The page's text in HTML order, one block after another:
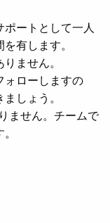
ートとして一人
有します。
ません。
ォローしますの
しょう。
ません。チームで